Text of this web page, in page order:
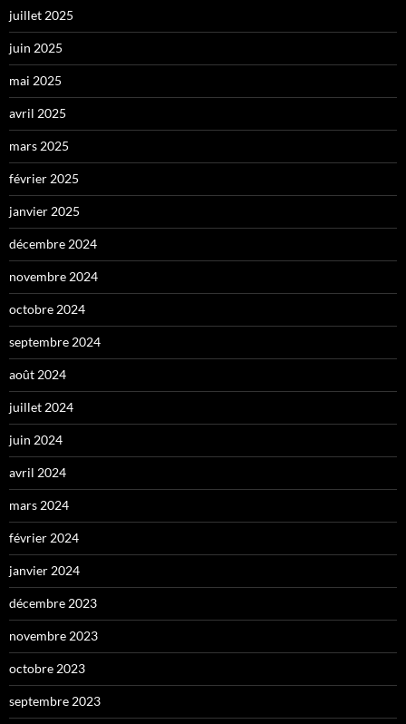
juillet 2025
juin 2025
mai 2025
avril 2025
mars 2025
février 2025
janvier 2025
décembre 2024
novembre 2024
octobre 2024
septembre 2024
août 2024
juillet 2024
juin 2024
avril 2024
mars 2024
février 2024
janvier 2024
décembre 2023
novembre 2023
octobre 2023
septembre 2023